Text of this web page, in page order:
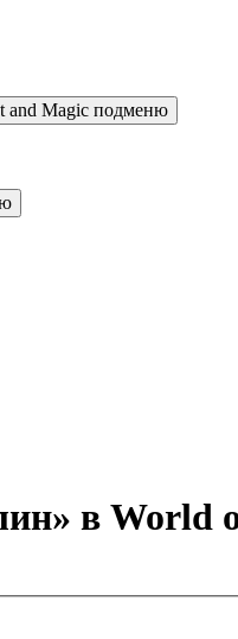
and Magic подменю
в World